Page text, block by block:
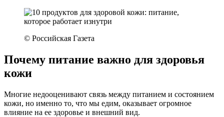
© Российская Газета
Почему питание важно для здоровья
кожи
Многие недооценивают связь между питанием и состоянием
кожи, но именно то, что мы едим, оказывает огромное
влияние на ее здоровье и внешний вид.